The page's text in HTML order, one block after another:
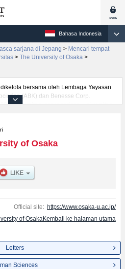
Bahasa Indonesia
sarjana di Jepang > Mencari tempat
> The University of Osaka >
bersama oleh Lembaga Yayasan
(ABK) dan Benesse Corp.
universitas, pascasarjana, universitas
LettersatauFakultas Human
EconomicsatauFakultas
DentistryatauFakultas
Foreign StudiesatauFakultas
English Courses), serta berbagai
of Osaka
Official site: https://www.osaka-u.ac.jp/
of OsakaKembali ke halaman utama
Letters
Sciences